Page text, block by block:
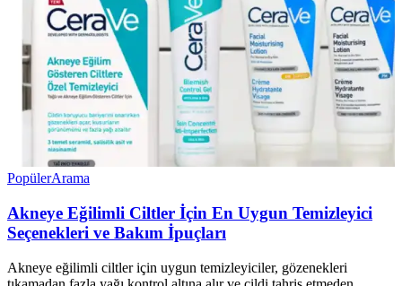
PopülerArama
Akneye Eğilimli Ciltler İçin En Uygun Temizleyici
Seçenekleri ve Bakım İpuçları
Akneye eğilimli ciltler için uygun temizleyiciler, gözenekleri